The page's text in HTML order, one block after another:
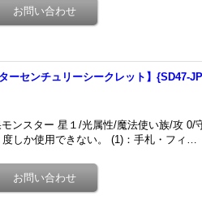
ターセンチュリーシークレット】{SD47-
ンスター 星１/光属性/魔法使い族/攻 0/
しか使用できない。 (1)：手札・フィ…